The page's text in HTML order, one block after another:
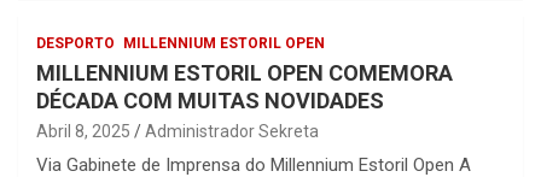
DESPORTO MILLENNIUM ESTORIL OPEN
MILLENNIUM ESTORIL OPEN COMEMORA
DÉCADA COM MUITAS NOVIDADES
Abril 8, 2025 Administrador Sekreta
Via Gabinete de Imprensa do Millennium Estoril Open A